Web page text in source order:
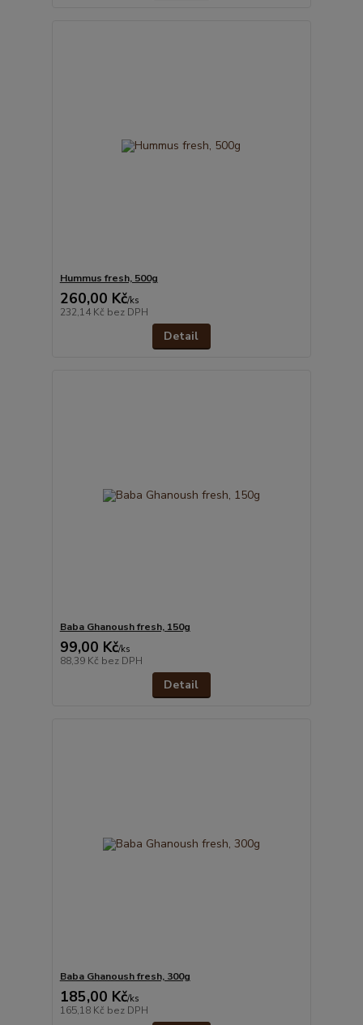
Hummus fresh, 500g
260,00 Kč/ks
232,14 Kč bez DPH
Detail
Baba Ghanoush fresh, 150g
99,00 Kč/ks
88,39 Kč bez DPH
Detail
Baba Ghanoush fresh, 300g
185,00 Kč/ks
165,18 Kč bez DPH